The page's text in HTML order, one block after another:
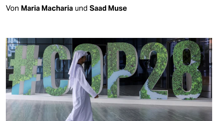
Von Maria Macharia und Saad Muse